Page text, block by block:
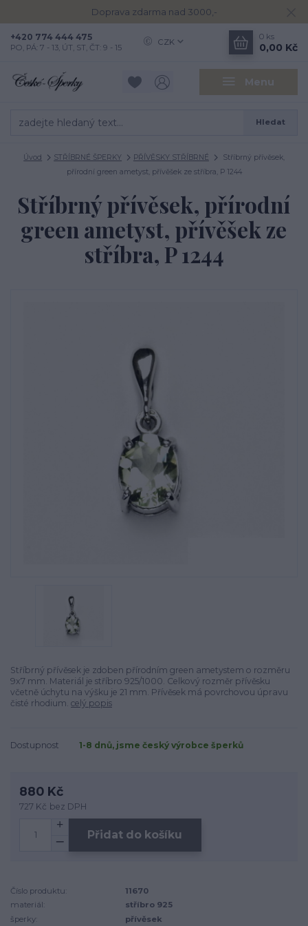
Doprava zdarma nad 3000,-
Menu
CZK
Hledat
+420 774 444 475
PO, PÁ: 7 - 13, ÚT, ST, ČT: 9 - 15
0 ks
0,00 Kč
Úvod STŘÍBRNÉ ŠPERKY PŘÍVĚSKY STŘÍBRNÉ
Stříbrný přívěsek,
přírodní green ametyst, přívěšek ze stříbra, P 1244
Stříbrný přívěsek, přírodní
green ametyst, přívěšek ze
stříbra, P 1244
Stříbrný přívěsek je zdoben přírodním green ametystem o rozměru
9x7 mm. Materiál je stříbro 925/1000. Celkový rozměr přívěsku
včetně úchytu na výšku je 21 mm. Přívěsek má povrchovou úpravu
čisté rhodium. celý popis
Dostupnost 1-8 dnů, jsme český výrobce šperků
880 Kč
727 Kč bez DPH
Přidat do košíku
Číslo produktu:
11670
materiál:
stříbro 925
šperky:
přívěsek